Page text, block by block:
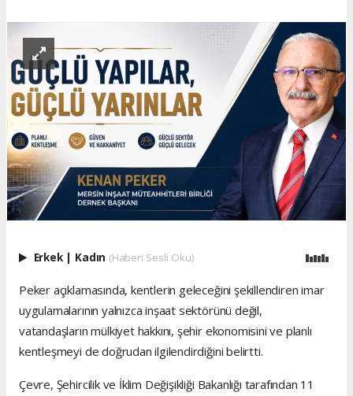
Erkek Kadın (Haberi Sesli Oku)
Peker açıklamasında, kentlerin geleceğini şekillendiren imar
uygulamalarının yalnızca inşaat sektörünü değil,
vatandaşların mülkiyet hakkını, şehir ekonomisini ve planlı
kentleşmeyi de doğrudan ilgilendirdiğini belirtti.
Çevre, Şehircilik ve İklim Değişikliği Bakanlığı tarafından 11